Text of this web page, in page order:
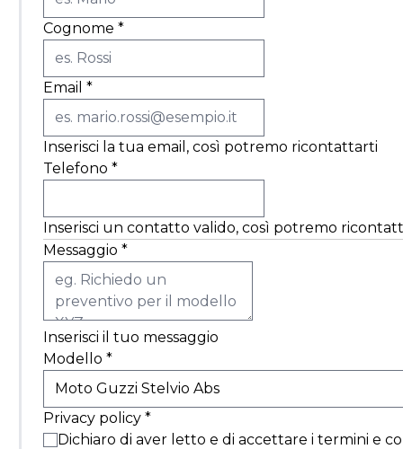
Cognome *
Email *
Inserisci la tua email, così potremo ricontattarti
Telefono *
Inserisci un contatto valido, così potremo
Messaggio *
Inserisci il tuo messaggio
Modello *
Privacy policy *
Dichiaro di aver letto e di accettare i termini e